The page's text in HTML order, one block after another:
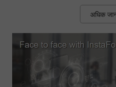
अधिक